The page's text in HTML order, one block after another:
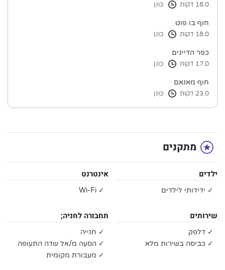
18.0 דקות כונן
חוף בו פוט
18.0 דקות כונן
כפר הדייגים
17.0 דקות כונן
חוף מאנאם
23.0 דקות כונן
מתקנים
ילדים
✓ ידידותי לילדים
אינטרנט
✓ Wi-Fi
שירותים
✓ דלפק
✓ כביסה בשירות מלא
תחבורה לחניה;
✓ חנייה
✓ הסעה מ/אל שדה התעופה
✓ מעבורת מקומית